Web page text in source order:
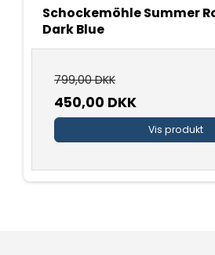
Schockemöhle Summer
Dark Blue
799,00 DKK
450,00 DKK
Vis produkt